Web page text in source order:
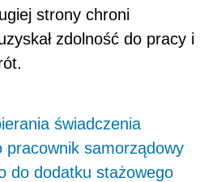
strony chroni
zdolność do pracy i
świadczenia
pracownik samorządowy
do dodatku stażowego